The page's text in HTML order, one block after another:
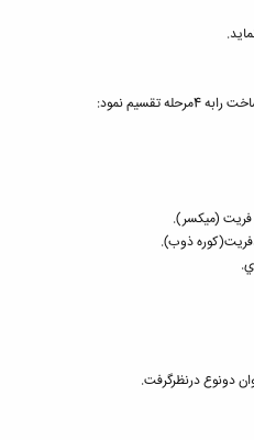
تقسيم نمود:
فريت (ميكسر).
ذوب).
دونوع درنظرگرفت.